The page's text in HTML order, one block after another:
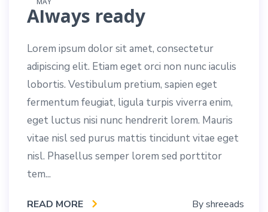
Always ready
Lorem ipsum dolor sit amet, consectetur
adipiscing elit. Etiam eget orci non nunc iaculis
lobortis. Vestibulum pretium, sapien eget
fermentum feugiat, ligula turpis viverra enim,
eget luctus nisi nunc hendrerit lorem. Mauris
vitae nisl sed purus mattis tincidunt vitae eget
nisl. Phasellus semper lorem sed porttitor
tem...
READ MORE Byshreeads